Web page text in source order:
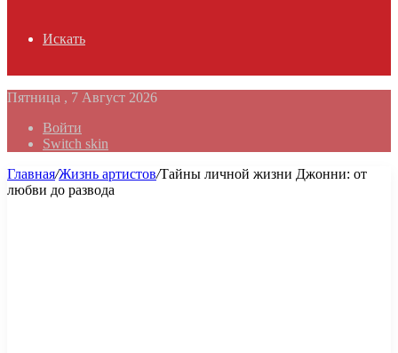
Искать
Пятница , 7 Август 2026
Войти
Switch skin
Главная/Жизнь артистов/Тайны личной жизни Джонни: от
любви до развода